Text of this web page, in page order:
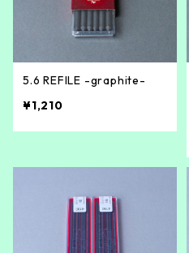
5.6 REFILE -graphite-
¥1,210